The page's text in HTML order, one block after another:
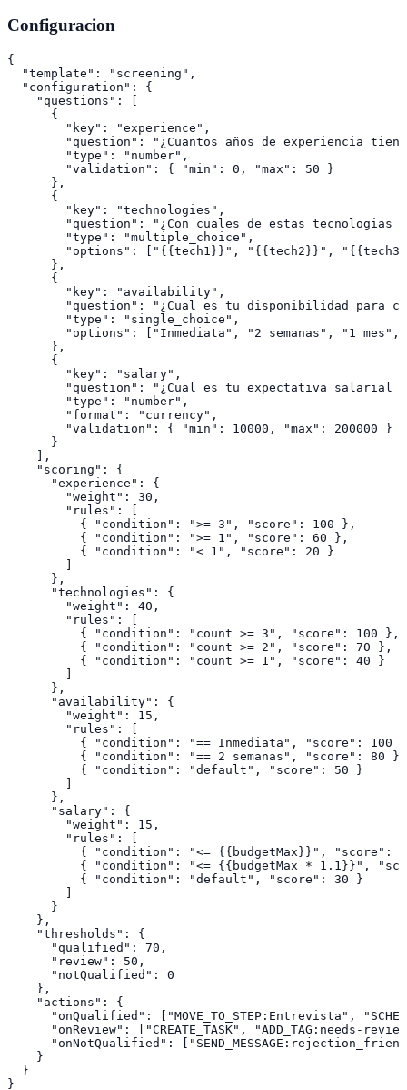
Configuracion
{
  "template": "screening",
  "configuration": {
    "questions": [
      {
        "key": "experience",
"question": "¿Cuantos años de experiencia
        "type": "number",
        "validation": { "min": 0, "max": 50 }
      },
      {
        "key": "technologies",
"question": "¿Con cuales de estas tecnologias
        "type": "multiple_choice",
"options": ["{{tech1}}", "{{tech2}}",
      },
      {
        "key": "availability",
"question": "¿Cual es tu disponibilidad para
        "type": "single_choice",
"options": ["Inmediata", "2 semanas", "1 mes",
      },
      {
        "key": "salary",
"question": "¿Cual es tu expectativa salarial
        "type": "number",
        "format": "currency",
        "validation": { "min": 10000, "max": 200000 }
      }
    ],
    "scoring": {
      "experience": {
        "weight": 30,
        "rules": [
          { "condition": ">= 3", "score": 100 },
          { "condition": ">= 1", "score": 60 },
          { "condition": "< 1", "score": 20 }
      },
      "technologies": {
        "weight": 40,
        "rules": [
          { "condition": "count >= 3", "score": 100 },
          { "condition": "count >= 2", "score": 70 },
          { "condition": "count >= 1", "score": 40 }
      },
      "availability": {
        "weight": 15,
        "rules": [
{ "condition": "== Inmediata", "score": 100
          { "condition": "== 2 semanas", "score": 80 },
          { "condition": "default", "score": 50 }
      },
      "salary": {
        "weight": 15,
        "rules": [
{ "condition": "<= {{budgetMax}}", "score":
{ "condition": "<= {{budgetMax * 1.1}}",
          { "condition": "default", "score": 30 }
      }
    },
    "thresholds": {
      "qualified": 70,
      "review": 50,
      "notQualified": 0
    },
    "actions": {
"onQualified": ["MOVE_TO_STEP:Entrevista",
"onReview": ["CREATE_TASK", "ADD_TAG:needs-
"onNotQualified":
    }
  }